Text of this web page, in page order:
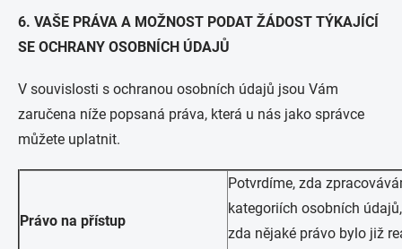
6. VAŠE PRÁVA A MOŽNOST PODAT ŽÁDOST TÝKAJÍCÍ
SE OCHRANY OSOBNÍCH ÚDAJŮ
V souvislosti s ochranou osobních údajů jsou Vám
zaručena níže popsaná práva, která u nás jako správce
můžete uplatnit.
Právo na přístup
Potvrdíme, zda
kategoriích osobních
zda nějaké právo bylo již